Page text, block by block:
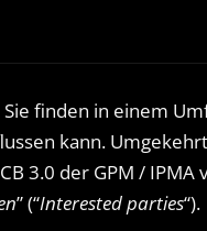
finden in einem
kann.
3.0 der GPM /
” (“Interested parties“).